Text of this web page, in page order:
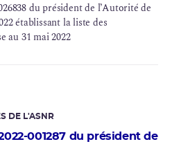
du président de l’Autorité de
établissant la liste des
au 31 mai 2022
DE L'ASNR
001287 du président de